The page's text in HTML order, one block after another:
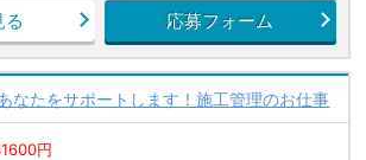
る 応募フォーム
なたをサポートします！施工管理のお仕事
円